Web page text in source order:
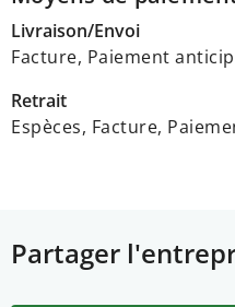
Livraison/Envoi
Facture, Paiement
Retrait
Espèces, Facture,
Partager